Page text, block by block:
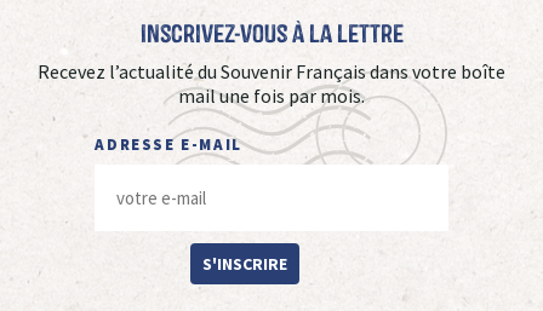
Inscrivez-vous à La Lettre
Recevez l’actualité du Souvenir Français dans votre boîte
mail une fois par mois.
ADRESSE E-MAIL
S'INSCRIRE